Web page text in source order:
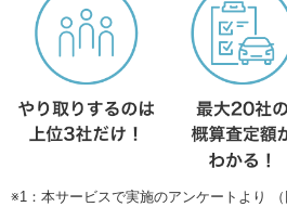
※1：本サービスで実施のアンケートより